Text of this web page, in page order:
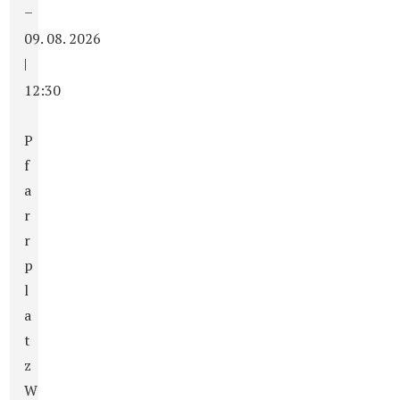
–
09. 08. 2026
|
12:30
P
f
a
r
r
p
l
a
t
z
W